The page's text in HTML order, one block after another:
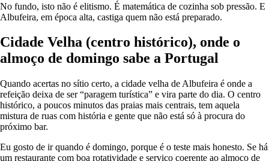
No fundo, isto não é elitismo. É matemática de cozinha sob pressão. E
Albufeira, em época alta, castiga quem não está preparado.
Cidade Velha (centro histórico), onde o
almoço de domingo sabe a Portugal
Quando acertas no sítio certo, a cidade velha de Albufeira é onde a
refeição deixa de ser “paragem turística” e vira parte do dia. O centro
histórico, a poucos minutos das praias mais centrais, tem aquela
mistura de ruas com história e gente que não está só à procura do
próximo bar.
Eu gosto de ir quando é domingo, porque é o teste mais honesto. Se há
um restaurante com boa rotatividade e serviço coerente ao almoço de